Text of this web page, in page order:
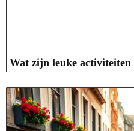
Wat zijn leuke activiteiten